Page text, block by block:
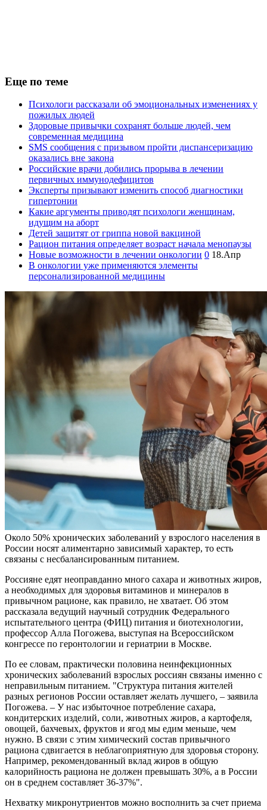
Еще по теме
Психологи рассказали об эмоциональных изменениях у
пожилых людей
Здоровые привычки сохранят больше людей, чем
современная медицина
SMS сообщения с призывом пройти диспансеризацию
оказались вне закона
Российские врачи добились прорыва в лечении
первичных иммунодефицитов
Эксперты призывают изменить способ диагностики
гипертонии
Какие аргументы приводят психологи женщинам,
идущим на аборт
Детей защитят от гриппа новой вакциной
Рацион питания определяет возраст начала менопаузы
Новые возможности в лечении онкологии 0 18.Апр
В онкологии уже применяются элементы
персонализированной медицины
Около 50% хронических заболеваний у взрослого населения в
России носят алиментарно зависимый характер, то есть
связаны с несбалансированным питанием.
Россияне едят неоправданно много сахара и животных жиров,
а необходимых для здоровья витаминов и минералов в
привычном рационе, как правило, не хватает. Об этом
рассказала ведущий научный сотрудник Федерального
испытательного центра (ФИЦ) питания и биотехнологии,
профессор Алла Погожева, выступая на Всероссийском
конгрессе по геронтологии и гериатрии в Москве.
По ее словам, практически половина неинфекционных
хронических заболеваний взрослых россиян связаны именно с
неправильным питанием. "Структура питания жителей
разных регионов России оставляет желать лучшего, – заявила
Погожева. – У нас избыточное потребление сахара,
кондитерских изделий, соли, животных жиров, а картофеля,
овощей, бахчевых, фруктов и ягод мы едим меньше, чем
нужно. В связи с этим химический состав привычного
рациона сдвигается в неблагоприятную для здоровья сторону.
Например, рекомендованный вклад жиров в общую
калорийность рациона не должен превышать 30%, а в России
он в среднем составляет 36-37%".
Нехватку микронутриентов можно восполнить за счет приема